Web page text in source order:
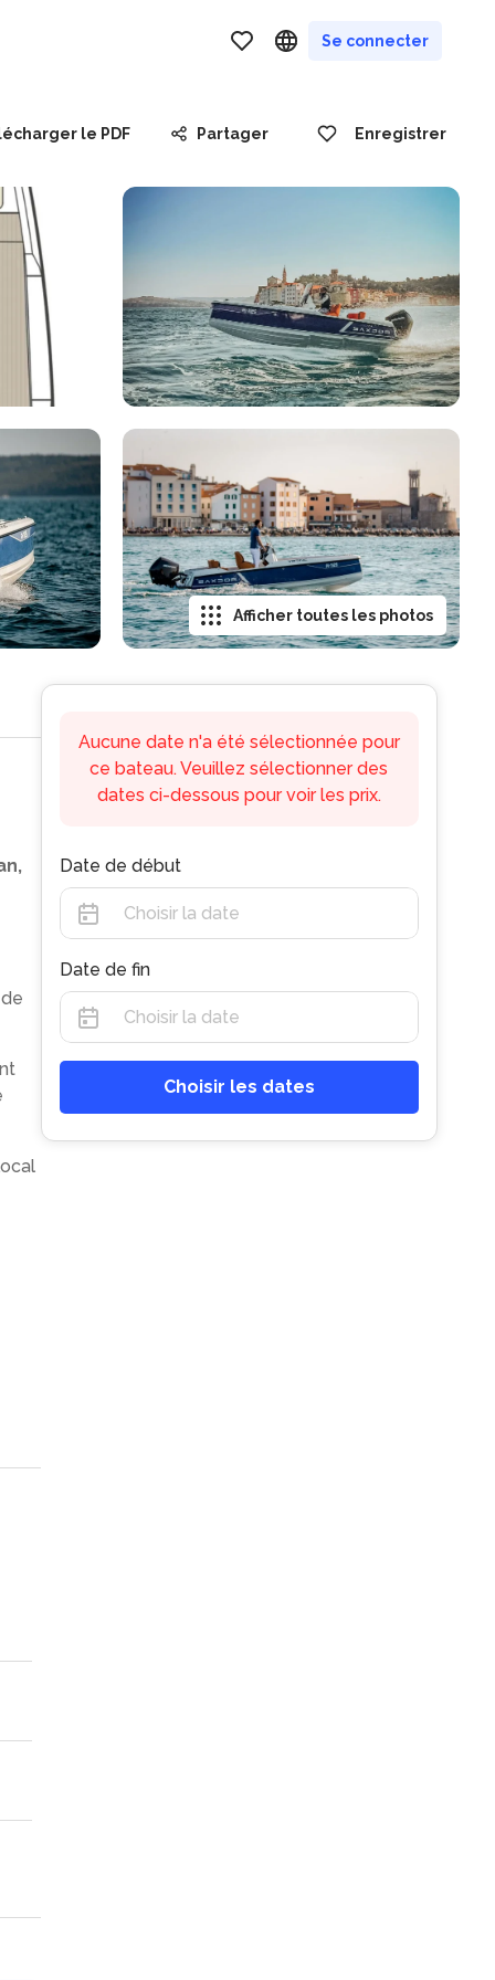
Se connecter
le PDF Partager Enregistrer
Afficher toutes les photos
Aucune date n'a été sélectionnée pour
ce bateau. Veuillez sélectionner des
dates ci-dessous pour voir les prix.
Date de début
Date de fin
Choisir les dates